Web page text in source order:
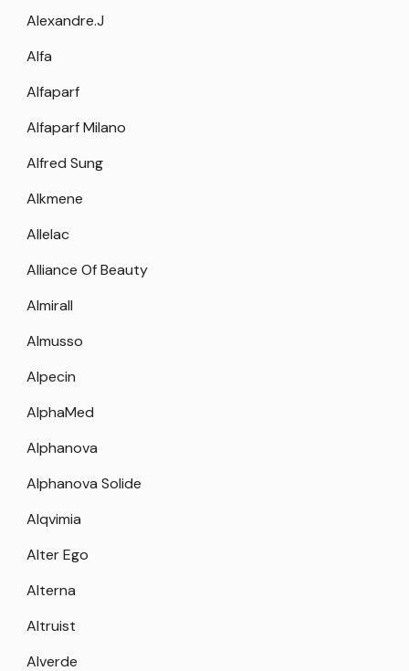
Alexandre.J
Alfa
Alfaparf
Alfaparf Milano
Alfred Sung
Alkmene
Allelac
Alliance Of Beauty
Almirall
Almusso
Alpecin
AlphaMed
Alphanova
Alphanova Solide
Alqvimia
Alter Ego
Alterna
Altruist
Alverde